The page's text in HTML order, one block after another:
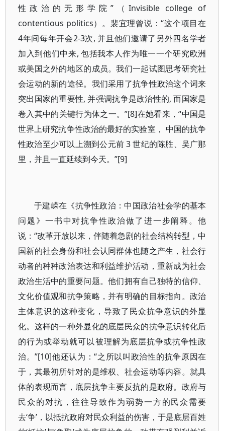
性政治的无形学院”（Invisible college of
contentious politics）。裴宜理曾说：“这个项目在
4年间每年开会2-3次, 并且他们邀请了另外四名学者
加入到他们中来, 包括我本人作为唯一一个研究欧洲
或美国之外的地区的成员。我们一起试图思考研究社
会运动的新的途径。我们采用了抗争性政治这个词来
突出国家的重要性, 并强调抗争是政治性的, 而国家是
卷入其中的关键行为体之一。”[8]在她看来，“中国是
世界上研究抗争性政治的最好的实验室， 中国的抗争
性政治至少可以上溯到公元前 3 世纪的陈胜、吴广那
里，并且一直延续到今天。”[9]
于建嵘在《抗争性政治：中国政治社会学的基本
问题》一书中对抗争性政治做了进一步阐释。他
说：“改革开放以来，伴随着急剧的社会结构转型，中
国新的社会身份和社会认同群体也随之产生，社会行
动者的种种政治表达和利益维护活动，重新成为社会
政治生活中的重要问题。他们拥有自己独特的信仰、
文化价值观和抗争策略，并有明确的目标指向。政治
主体意识的这种变化，导致了民众抗争意识的外显
化。这样的一种外显化的底层民众的抗争意识转化后
的行为或举动就可以被理解为底层抗争或抗争性政
治。”[10]他还认为：“之所以叫政治性的抗争原因在
于，其最初所针对的是维权、社会运动等内容。就具
体的表现而言，底层抗争主要反抗的是政府。政府与
民众的对抗，往往导致作为弱势一方的民众需要
去‘争’，以抵抗政府对民众利益的伤害，于是底层百姓